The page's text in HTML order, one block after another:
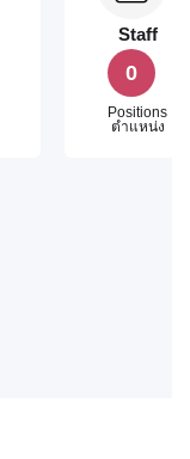
Staff
0
Positions
ตำแหน่ง